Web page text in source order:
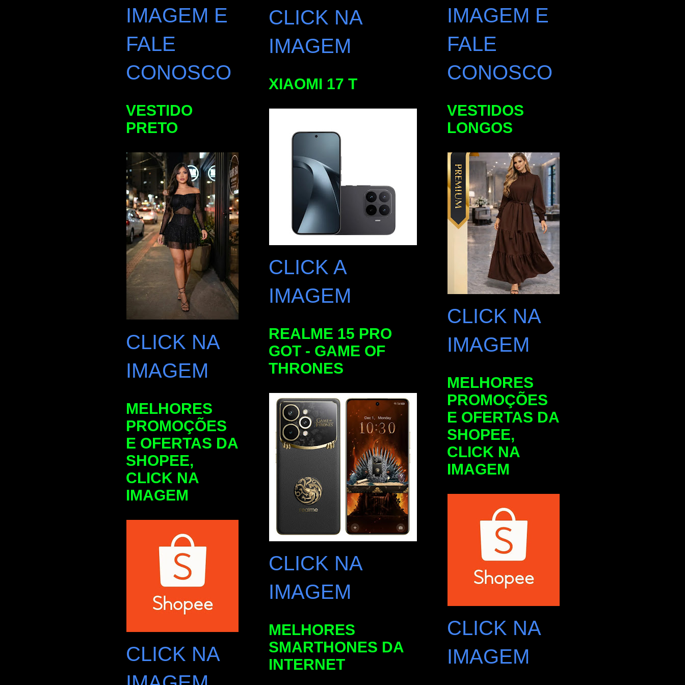
CLICK NA
IMAGEM
XIAOMI 17 T
CLICK A
IMAGEM
REALME 15 PRO
GOT - GAME OF
THRONES
CLICK NA
IMAGEM
MELHORES
SMARTHONES DA
INTERNET
IMAGEM E
FALE
CONOSCO
VESTIDO
PRETO
CLICK NA
IMAGEM
MELHORES
PROMOÇÕES
E OFERTAS DA
SHOPEE,
CLICK NA
IMAGEM
CLICK NA
IMAGEM E
FALE
CONOSCO
VESTIDOS
LONGOS
CLICK NA
IMAGEM
MELHORES
PROMOÇÕES
E OFERTAS DA
SHOPEE,
CLICK NA
IMAGEM
CLICK NA
IMAGEM